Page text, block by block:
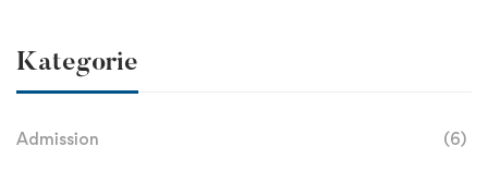
Kategorie
Admission (6)